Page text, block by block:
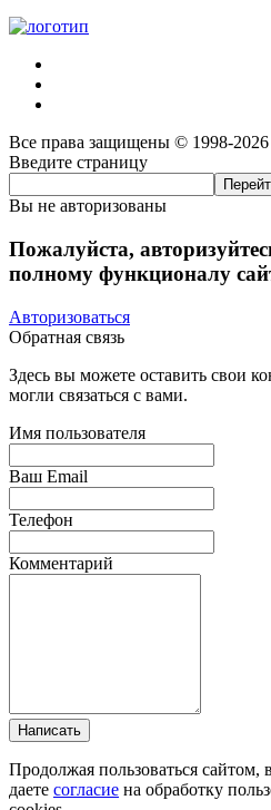
Все права защищены © 1998-2026
Введите страницу
Вы не авторизованы
Пожалуйста,
полному функционалу
Авторизоваться
Обратная связь
Здесь вы можете оставить свои
могли связаться с вами.
Имя пользователя
Ваш Email
Телефон
Комментарий
Написать
Продолжая пользоваться сайтом,
даете согласие на обработку